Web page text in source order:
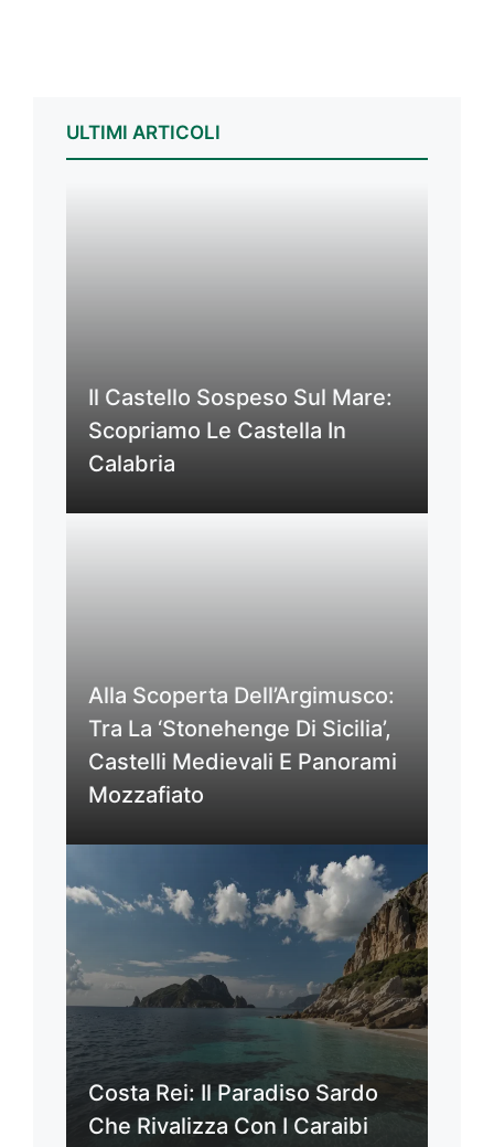
ULTIMI ARTICOLI
Il Castello Sospeso Sul Mare:
Scopriamo Le Castella In
Calabria
Alla Scoperta Dell’Argimusco:
Tra La ‘Stonehenge Di Sicilia’,
Castelli Medievali E Panorami
Mozzafiato
Costa Rei: Il Paradiso Sardo
Che Rivalizza Con I Caraibi